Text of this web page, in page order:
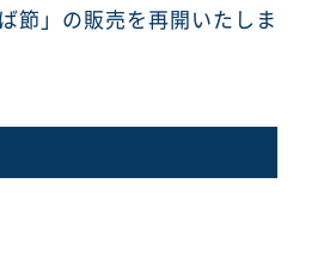
節」の販売を再開いたしま